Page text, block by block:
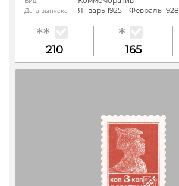
Дата выпуска Январь 1925 – Февраль 1928
210 165